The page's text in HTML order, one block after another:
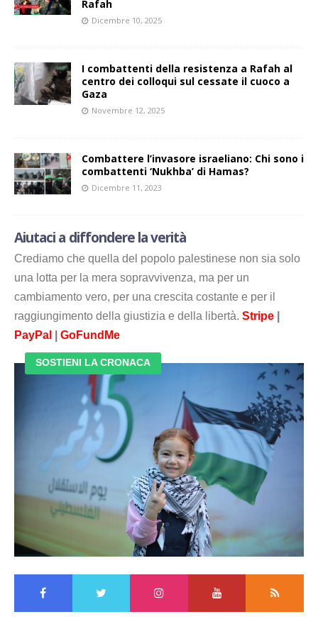
Rafah
Dicembre 10, 2025
I combattenti della resistenza a Rafah al
centro dei colloqui sul cessate il cuoco a
Gaza
Novembre 12, 2025
Combattere l’invasore israeliano: Chi sono i
combattenti ‘Nukhba’ di Hamas?
Dicembre 11, 2023
Aiutaci a diffondere la verità
Crediamo che quella del popolo palestinese non sia solo
una lotta per la mera sopravvivenza, ma per un
cambiamento vero, per una crescita costante e per il
raggiungimento della giustizia e della libertà. Stripe
PayPal
GoFundMe
SOSTIENI LA CRONACA